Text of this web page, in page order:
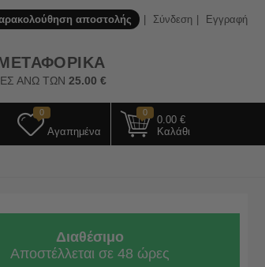
αποστολής Σύνδεση Εγγραφή
ΑΝΩ ΤΩΝ25.00 €
0
Αγαπημένα
0
0.00 €
Καλάθι
Διαθέσιμο
Αποστέλλεται σε 48 ώρες